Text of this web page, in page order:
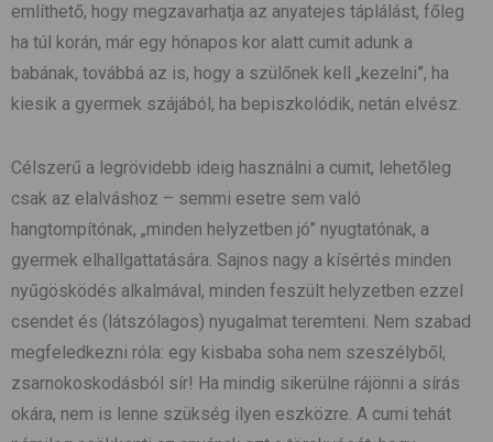
említhető, hogy megzavarhatja az anyatejes táplálást, főleg
ha túl korán, már egy hónapos kor alatt cumit adunk a
babának, továbbá az is, hogy a szülőnek kell „kezelni”, ha
kiesik a gyermek szájából, ha bepiszkolódik, netán elvész.
Célszerű a legrövidebb ideig használni a cumit, lehetőleg
csak az elalváshoz – semmi esetre sem való
hangtompítónak, „minden helyzetben jó” nyugtatónak, a
gyermek elhallgattatására. Sajnos nagy a kísértés minden
nyűgösködés alkalmával, minden feszült helyzetben ezzel
csendet és (látszólagos) nyugalmat teremteni. Nem szabad
megfeledkezni róla: egy kisbaba soha nem szeszélyből,
zsarnokoskodásból sír! Ha mindig sikerülne rájönni a sírás
okára, nem is lenne szükség ilyen eszközre. A cumi tehát